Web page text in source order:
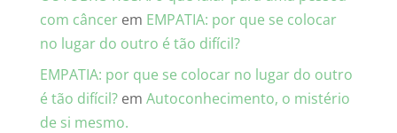
com câncerem EMPATIA: por que se colocar
no lugar do outro é tão difícil?
EMPATIA: por que se colocar no lugar do outro
é tão difícil?em Autoconhecimento, o mistério
de si mesmo.